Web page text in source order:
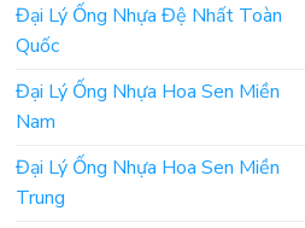
Đại Lý Ống Nhựa Đệ Nhất Toàn
Quốc
Đại Lý Ống Nhựa Hoa Sen Miền
Nam
Đại Lý Ống Nhựa Hoa Sen Miền
Trung